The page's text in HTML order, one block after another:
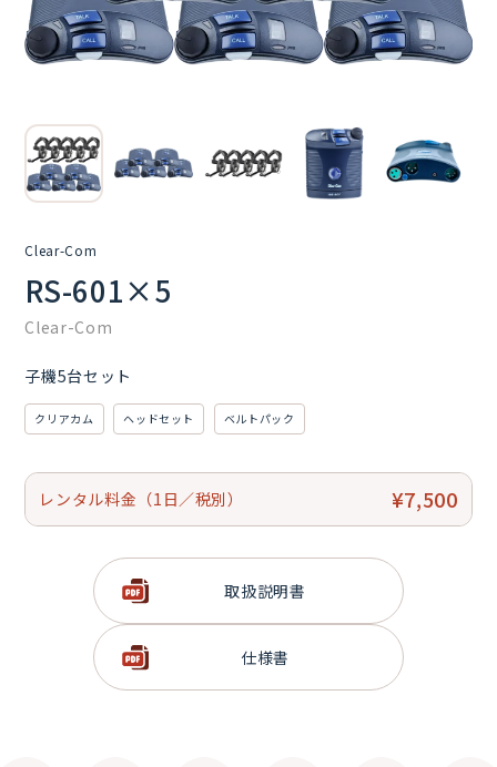
Clear-Com
RS-601×5
Clear-Com
子機5台セット
クリアカム ヘッドセット ベルトパック
レンタル料金（1日／税別） ¥7,500
取扱説明書
仕様書